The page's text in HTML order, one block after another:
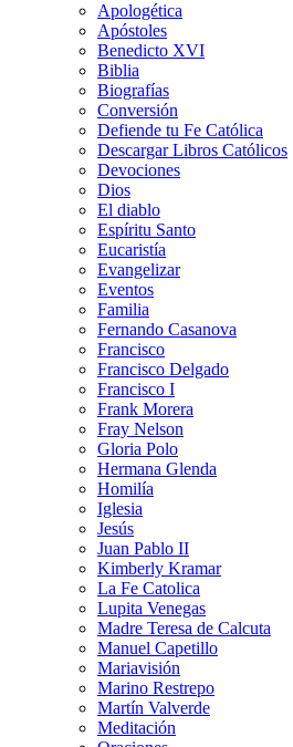
Apologética
Apóstoles
Benedicto XVI
Biblia
Biografías
Conversión
Defiende tu Fe Católica
Descargar Libros Católicos
Devociones
Dios
El diablo
Espíritu Santo
Eucaristía
Evangelizar
Eventos
Familia
Fernando Casanova
Francisco
Francisco Delgado
Francisco I
Frank Morera
Fray Nelson
Gloria Polo
Hermana Glenda
Homilía
Iglesia
Jesús
Juan Pablo II
Kimberly Kramar
La Fe Catolica
Lupita Venegas
Madre Teresa de Calcuta
Manuel Capetillo
Mariavisión
Marino Restrepo
Martín Valverde
Meditación